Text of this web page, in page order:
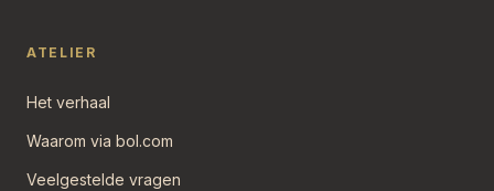
ATELIER
Het verhaal
Waarom via bol.com
Veelgestelde vragen